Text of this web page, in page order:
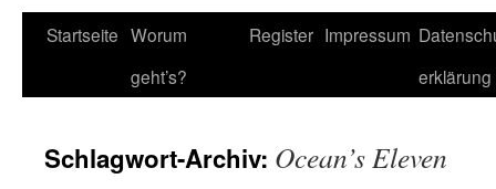
Startseite Worum
geht’s?
Register Impressum
erklärung
Schlagwort-Archiv: Ocean’s Eleven